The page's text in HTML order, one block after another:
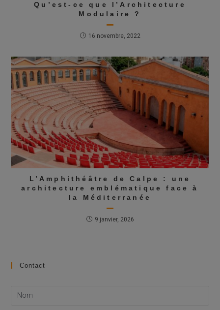
Qu’est-ce que l’Architecture
Modulaire ?
16 novembre, 2022
L’Amphithéâtre de Calpe : une
architecture emblématique face à
la Méditerranée
9 janvier, 2026
Contact